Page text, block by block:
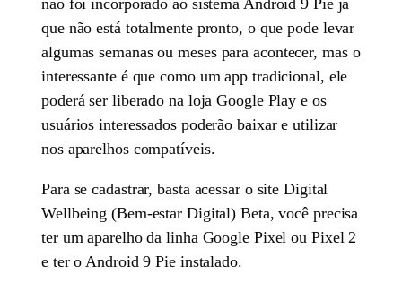
que não está totalmente pronto, o que pode levar
algumas semanas ou meses para acontecer, mas o
interessante é que como um app tradicional, ele
poderá ser liberado na loja Google Play e os
usuários interessados poderão baixar e utilizar
nos aparelhos compatíveis.
Para se cadastrar, basta acessar o site Digital
Wellbeing (Bem-estar Digital) Beta, você precisa
ter um aparelho da linha Google Pixel ou Pixel 2
e ter o Android 9 Pie instalado.